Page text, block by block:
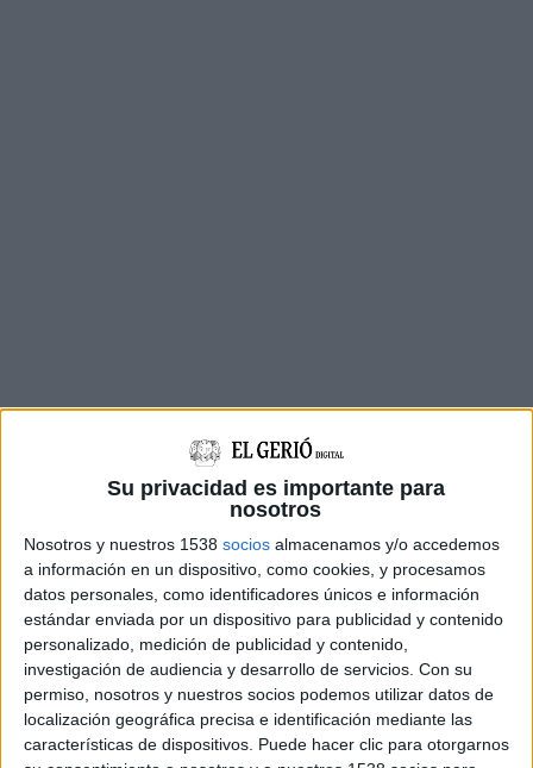
Su privacidad es importante para
nosotros
Nosotros y nuestros 1538 socios almacenamos y/o accedemos
a información en un dispositivo, como cookies, y procesamos
datos personales, como identificadores únicos e información
estándar enviada por un dispositivo para publicidad y contenido
personalizado, medición de publicidad y contenido,
investigación de audiencia y desarrollo de servicios. Con su
permiso, nosotros y nuestros socios podemos utilizar datos de
localización geográfica precisa e identificación mediante las
características de dispositivos. Puede hacer clic para otorgarnos
Concretament, va passar les bosses que duia a
les mans per sobre dels arcs de seguretat.
Seguidament, els agents van aturar-lo i van
escorcollar les bosses. Van descobrir que duia
peces de roba, onze parells de sabates i tres